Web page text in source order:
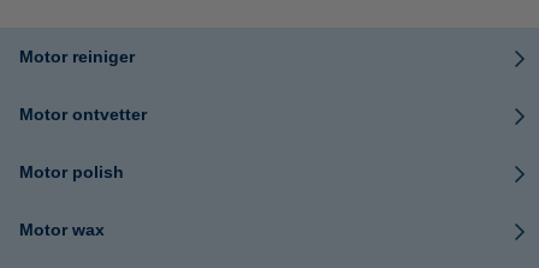
Motor reiniger
Motor ontvetter
Motor polish
Motor wax